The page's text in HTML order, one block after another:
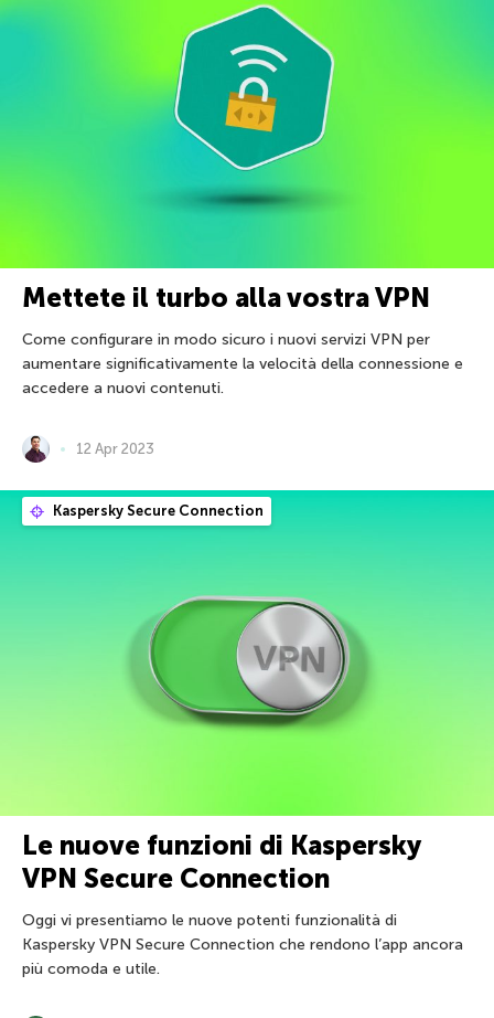
Mettete il turbo alla vostra VPN
Come configurare in modo sicuro i nuovi servizi VPN per
aumentare significativamente la velocità della connessione e
accedere a nuovi contenuti.
12 Apr 2023
Kaspersky Secure Connection
Le nuove funzioni di Kaspersky
VPN Secure Connection
Oggi vi presentiamo le nuove potenti funzionalità di
Kaspersky VPN Secure Connection che rendono l’app ancora
più comoda e utile.